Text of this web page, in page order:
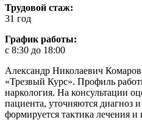
Трудовой стаж:
31 год
График работы:
с 8:30 до 18:00
Александр Николаевич
«Трезвый Курс». Профиль
наркология. На консультации
пациента, уточняются диагноз
формируется тактика лечения и